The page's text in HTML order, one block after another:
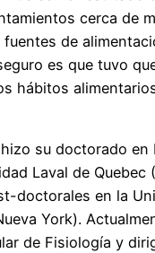
cerca de
de
es que tuvo
hábitos
su doctorado en
Laval de Quebec
doctorales en la
York).
de Fisiología y